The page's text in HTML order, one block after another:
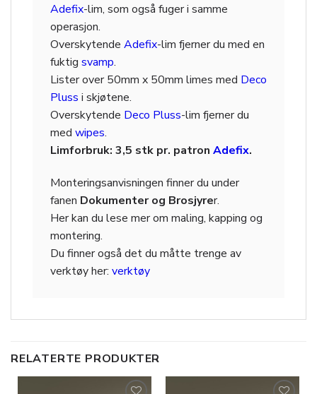
Adefix-lim, som også fuger i samme
operasjon.
Overskytende Adefix-lim fjerner du med en
fuktig svamp.
Lister over 50mm x 50mm limes med Deco
Pluss i skjøtene.
Overskytende Deco Pluss-lim fjerner du
med wipes.
Limforbruk: 3,5 stk pr. patron Adefix.
Monteringsanvisningen finner du under
fanen Dokumenter og Brosjyrer.
Her kan du lese mer om maling, kapping og
montering.
Du finner også det du måtte trenge av
verktøy her: verktøy
RELATERTE PRODUKTER